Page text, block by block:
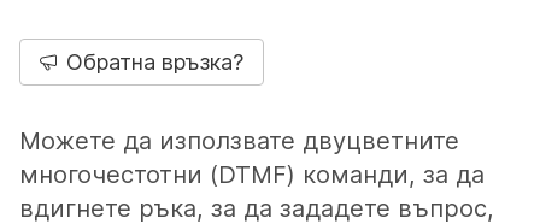
Обратна връзка?
Можете да използвате двуцветните
многочестотни (DTMF) команди, за да
вдигнете ръка, за да зададете въпрос,